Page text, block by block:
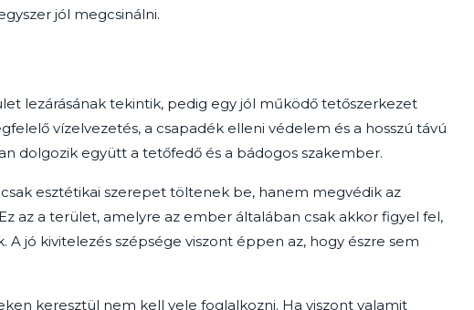
jól megcsinálni.
lezárásának tekintik, pedig egy jól működő tetőszerkezet
vízelvezetés, a csapadék elleni védelem és a hosszú távú
dolgozik együtt a tetőfedő és a bádogos szakember.
esztétikai szerepet töltenek be, hanem megvédik az
az a terület, amelyre az ember általában csak akkor figyel fel,
jó kivitelezés szépsége viszont éppen az, hogy észre sem
keresztül nem kell vele foglalkozni. Ha viszont valamit